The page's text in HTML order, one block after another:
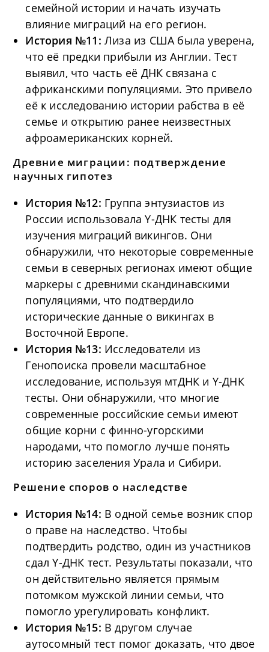
семейной истории и начать изучать
влияние миграций на его регион.
История №11:Лиза из США была уверена,
что её предки прибыли из Англии. Тест
выявил, что часть её ДНК связана с
африканскими популяциями. Это привело
её к исследованию истории рабства в её
семье и открытию ранее неизвестных
афроамериканских корней.
Древние миграции: подтверждение
научных гипотез
История №12: Группа энтузиастов из
России использовала Y-ДНК тесты для
изучения миграций викингов. Они
обнаружили, что некоторые современные
семьи в северных регионах имеют общие
маркеры с древними скандинавскими
популяциями, что подтвердило
исторические данные о викингах в
Восточной Европе.
История №13: Исследователи из
Генопоиска провели масштабное
исследование, используя мтДНК и Y-ДНК
тесты. Они обнаружили, что многие
современные российские семьи имеют
общие корни с финно-угорскими
народами, что помогло лучше понять
историю заселения Урала и Сибири.
Решение споров о наследстве
История №14: В одной семье возник спор
о праве на наследство. Чтобы
подтвердить родство, один из участников
сдал Y-ДНК тест. Результаты показали, что
он действительно является прямым
потомком мужской линии семьи, что
помогло урегулировать конфликт.
История №15: В другом случае
аутосомный тест помог доказать, что двое